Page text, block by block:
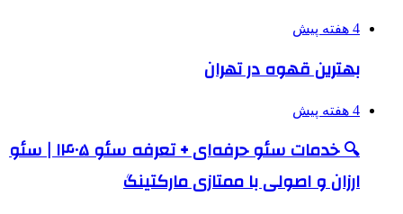
4 هفته پیش
بهترین قهوه در تهران
4 هفته پیش
🔍 خدمات سئو حرفه‌ای + تعرفه سئو ۱۴۰۵ | سئو
ارزان و اصولی با ممتازی مارکتینگ